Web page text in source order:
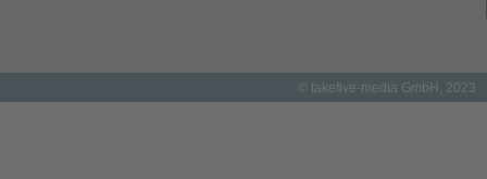
© takefive-media GmbH, 2023